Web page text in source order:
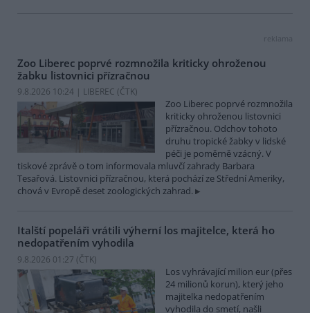
reklama
Zoo Liberec poprvé rozmnožila kriticky ohroženou
žabku listovnici přízračnou
9.8.2026 10:24 | LIBEREC (ČTK)
Zoo Liberec poprvé rozmnožila
kriticky ohroženou listovnici
přízračnou. Odchov tohoto
druhu tropické žabky v lidské
péči je poměrně vzácný. V
tiskové zprávě o tom informovala mluvčí zahrady Barbara
Tesařová. Listovnici přízračnou, která pochází ze Střední Ameriky,
chová v Evropě deset zoologických zahrad.
Italští popeláři vrátili výherní los majitelce, která ho
nedopatřením vyhodila
9.8.2026 01:27 (ČTK)
Los vyhrávající milion eur (přes
24 milionů korun), který jeho
majitelka nedopatřením
vyhodila do smetí, našli